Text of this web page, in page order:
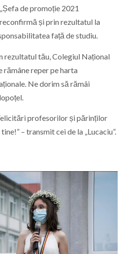
„Șefa de promoție 2021
reconfirmă și prin rezultatul la
față de studiu.
rezultatul tău, Colegiul Național
rămâne reper pe harta
Ne dorim să rămâi
profesorilor și părinților
– transmit cei de la „Lucaciu”.